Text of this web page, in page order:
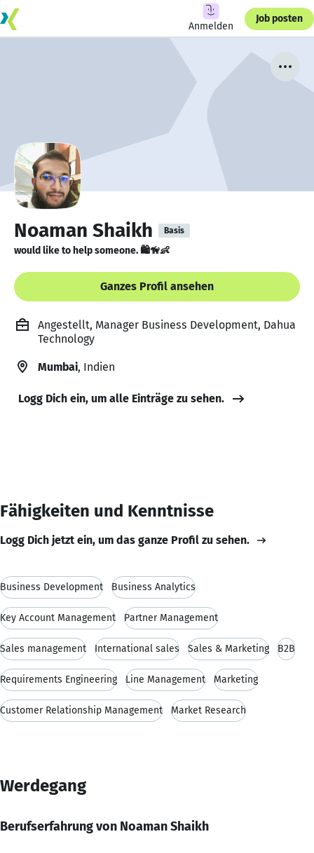
Anmelden
Job posten
Noaman Shaikh Basis
would like to help someone. 🛍🦮👶
Ganzes Profil ansehen
Angestellt, Manager Business Development, Dahua
Technology
Mumbai, Indien
Logg Dich ein, um alle Einträge zu sehen.
Fähigkeiten und Kenntnisse
Logg Dich jetzt ein, um das ganze Profil zu sehen.
Business Development Business Analytics
Key Account Management Partner Management
Sales management International sales Sales & Marketing B2B
Requirements Engineering Line Management Marketing
Customer Relationship Management Market Research
Werdegang
Berufserfahrung von Noaman Shaikh